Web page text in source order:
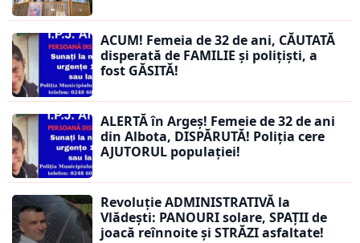
ACUM! Femeia de 32 de ani, CĂUTATĂ
disperată de FAMILIE și polițiști, a
fost GĂSITĂ!
ALERTĂ în Argeș! Femeie de 32 de ani
din Albota, DISPĂRUTĂ! Poliția cere
AJUTORUL populației!
Revoluție ADMINISTRATIVĂ la
Vlădești: PANOURI solare, SPAȚII de
joacă reînnoite și STRĂZI asfaltate!